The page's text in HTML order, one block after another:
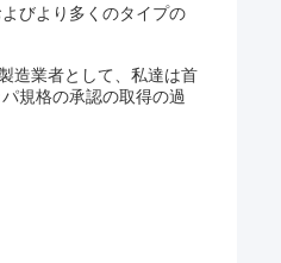
びより多くのタイプの
造業者として、私達は首
規格の承認の取得の過